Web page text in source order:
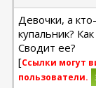
Девочки, а
купальник?
Сводит ее?
[Ссылки могут
пользователи.